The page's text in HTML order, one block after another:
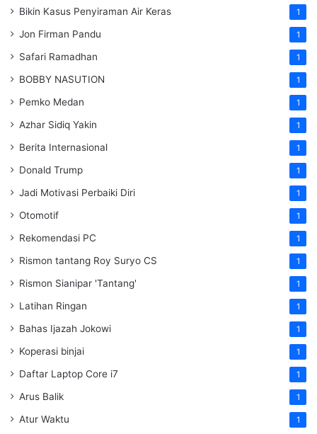
Bikin Kasus Penyiraman Air Keras 1
Jon Firman Pandu 1
Safari Ramadhan 1
BOBBY NASUTION 1
Pemko Medan 1
Azhar Sidiq Yakin 1
Berita Internasional 1
Donald Trump 1
Jadi Motivasi Perbaiki Diri 1
Otomotif 1
Rekomendasi PC 1
Rismon tantang Roy Suryo CS 1
Rismon Sianipar 'Tantang' 1
Latihan Ringan 1
Bahas Ijazah Jokowi 1
Koperasi binjai 1
Daftar Laptop Core i7 1
Arus Balik 1
Atur Waktu 1